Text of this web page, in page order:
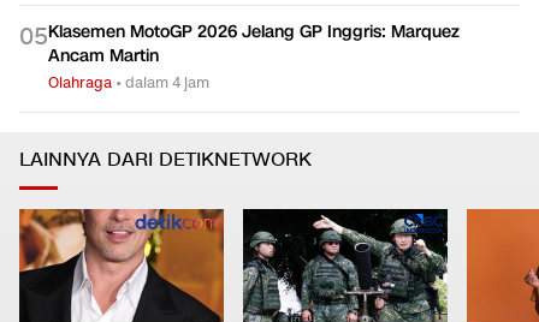
05Klasemen MotoGP 2026 Jelang GP Inggris: Marquez
Ancam Martin
Olahraga •dalam 4 jam
LAINNYA DARI DETIKNETWORK